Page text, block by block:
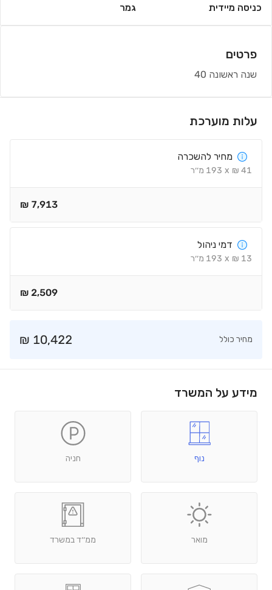
כניסה מיידית גמר
פרטים
שנה ראשונה 40
עלות מוערכת
מחיר להשכרה
41
₪
x
193 מ׳׳ר
7,913
₪
דמי ניהול
13
₪
x
193 מ׳׳ר
2,509
₪
מחיר כולל 10,422
₪
מידע על המשרד
נוף חניה
מואר ממ׳׳ד במשרד